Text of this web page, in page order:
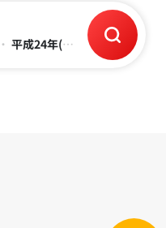
・ 平成24年(2012) ・走行距離